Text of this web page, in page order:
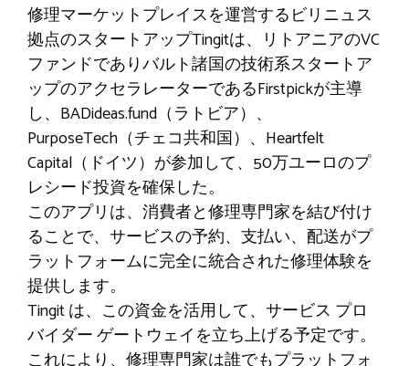
修理マーケットプレイスを運営するビリニュス
拠点のスタートアップTingitは、リトアニアのVC
ファンドでありバルト諸国の技術系スタートア
ップのアクセラレーターであるFirstpickが主導
し、BADideas.fund（ラトビア）、
PurposeTech（チェコ共和国）、Heartfelt
Capital（ドイツ）が参加して、50万ユーロのプ
レシード投資を確保した。
このアプリは、消費者と修理専門家を結び付け
ることで、サービスの予約、支払い、配送がプ
ラットフォームに完全に統合された修理体験を
提供します。
Tingit は、この資金を活用して、サービス プロ
バイダー ゲートウェイを立ち上げる予定です。
これにより、修理専門家は誰でもプラットフォ